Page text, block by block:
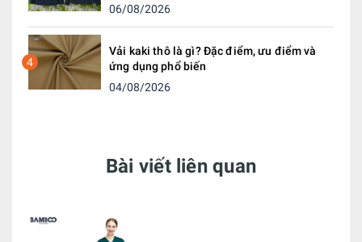
06/08/2026
4
Vải kaki thô là gì? Đặc điểm, ưu điểm và
ứng dụng phổ biến
04/08/2026
Bài viết liên quan